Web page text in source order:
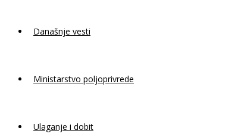
Današnje vesti
Ministarstvo poljoprivrede
Ulaganje i dobit